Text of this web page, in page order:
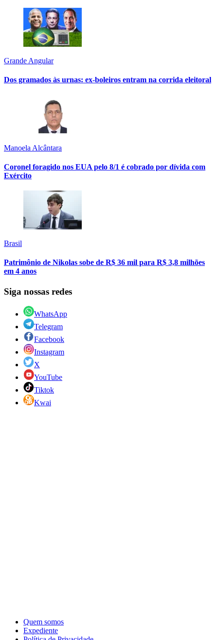
Grande Angular
Dos gramados às urnas: ex-boleiros entram na corrida eleitoral
Manoela Alcântara
Coronel foragido nos EUA pelo 8/1 é cobrado por dívida com
Exército
Brasil
Patrimônio de Nikolas sobe de R$ 36 mil para R$ 3,8 milhões
em 4 anos
Siga nossas redes
WhatsApp
Telegram
Facebook
Instagram
X
YouTube
Tiktok
Kwai
Quem somos
Expediente